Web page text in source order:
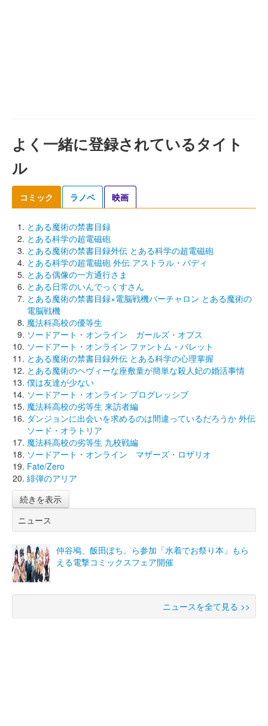
よく一緒に登録されているタイト
ル
コミック ラノベ 映画
とある魔術の禁書目録
とある科学の超電磁砲
とある魔術の禁書目録外伝 とある科学の超電磁砲
とある科学の超電磁砲 外伝 アストラル・バディ
とある偶像の一方通行さま
とある日常のいんでっくすさん
とある魔術の禁書目録×電脳戦機バーチャロン とある魔術の
電脳戦機
魔法科高校の優等生
ソードアート・オンライン ガールズ・オプス
ソードアート・オンライン ファントム・バレット
とある魔術の禁書目録外伝 とある科学の心理掌握
とある魔術のヘヴィーな座敷童が簡単な殺人妃の婚活事情
僕は友達が少ない
ソードアート・オンライン プログレッシブ
魔法科高校の劣等生 来訪者編
ダンジョンに出会いを求めるのは間違っているだろうか 外伝
ソード・オラトリア
魔法科高校の劣等生 九校戦編
ソードアート・オンライン マザーズ・ロザリオ
Fate/Zero
緋弾のアリア
続きを表示
ニュース
仲谷鳰、飯田ぽち。ら参加「水着でお祭り本」もら
える電撃コミックスフェア開催
ニュースを全て見る >>